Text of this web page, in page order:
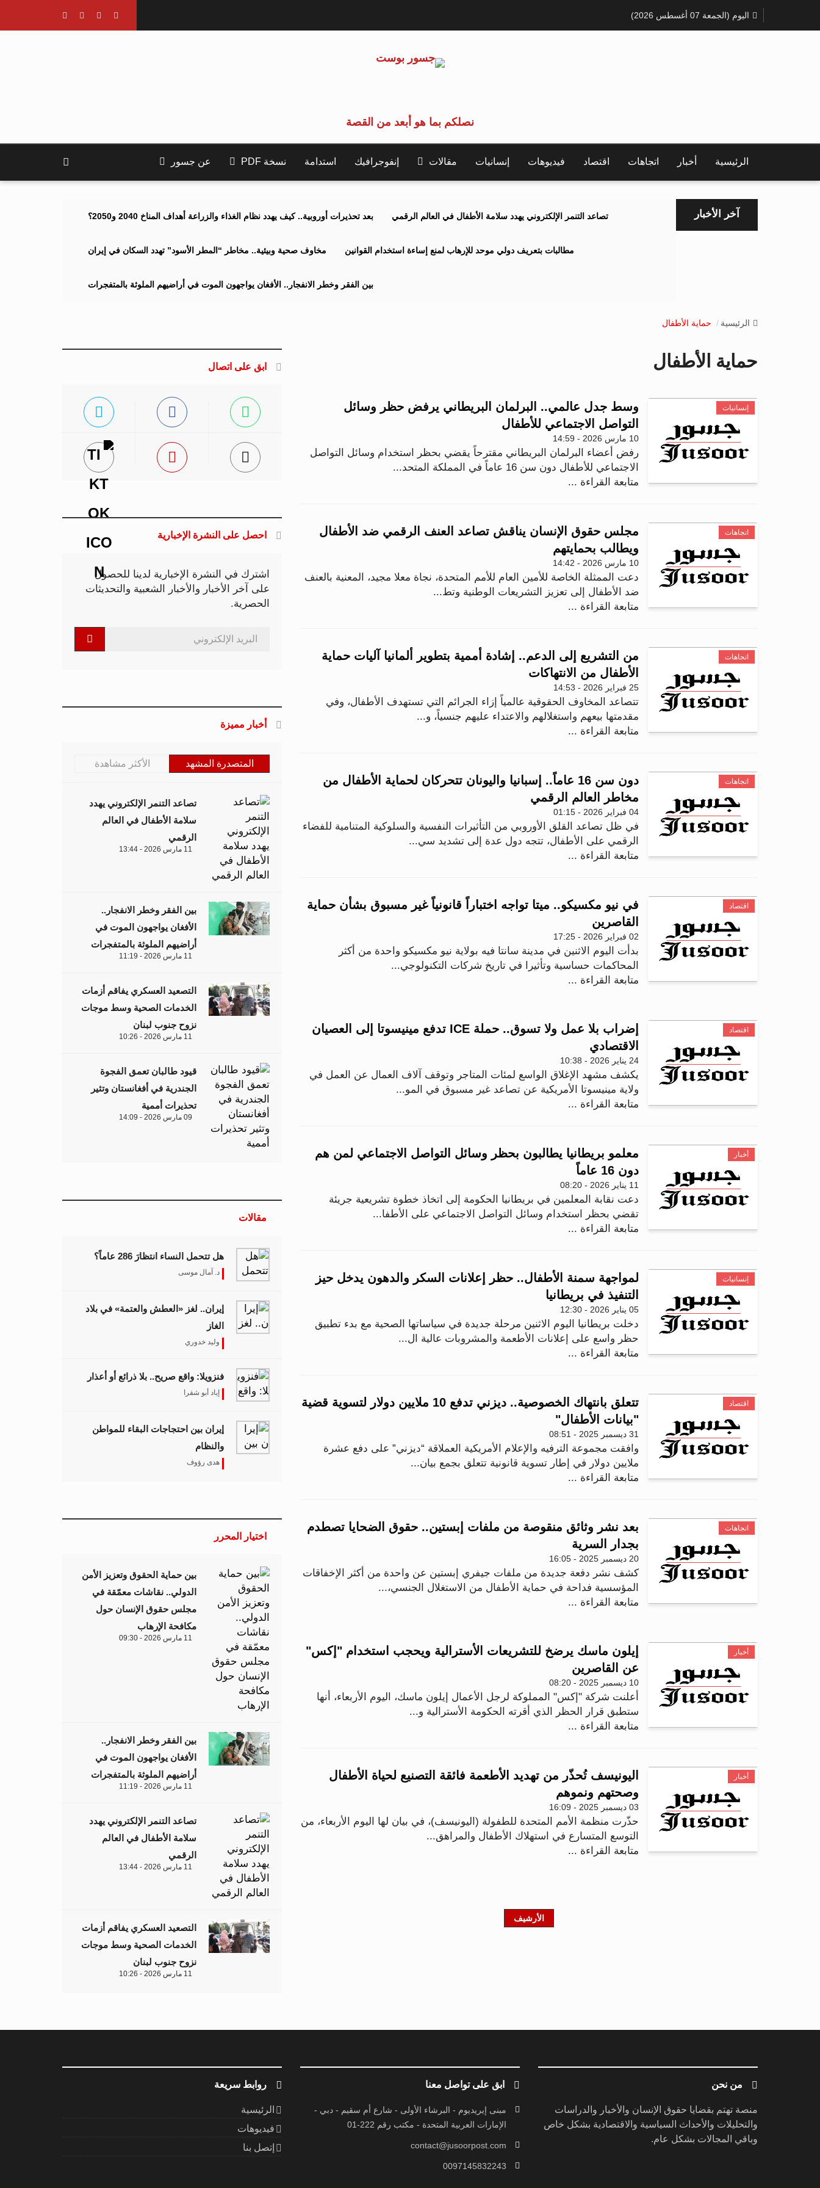
اليوم (الجمعة 07 أغسطس 2026)
نصلكم بما هو أبعد من القصة
الرئيسية أخبار اتجاهات اقتصاد فيديوهات إنسانيات مقالات إنفوجرافيك استدامة نسخة PDF عن جسور
آخر الأخبار بعد تحذيرات أوروبية.. كيف يهدد نظام الغذاء والزراعة أهداف المناخ 2040 و2050؟ تصاعد التنمر الإلكتروني يهدد سلامة الأطفال في العالم الرقمي
مخاوف صحية وبيئية.. مخاطر “المطر الأسود” تهدد السكان في إيران مطالبات بتعريف دولي موحد للإرهاب لمنع إساءة استخدام القوانين
بين الفقر وخطر الانفجار.. الأفغان يواجهون الموت في أراضيهم الملوثة بالمتفجرات
الرئيسية حماية الأطفال
حماية الأطفال
إنسانيات
وسط جدل عالمي.. البرلمان البريطاني يرفض حظر وسائل
التواصل الاجتماعي للأطفال
10 مارس 2026 - 14:59
رفض أعضاء البرلمان البريطاني مقترحاً يقضي بحظر استخدام وسائل التواصل
الاجتماعي للأطفال دون سن 16 عاماً في المملكة المتحد...
متابعة القراءة ...
اتجاهات
مجلس حقوق الإنسان يناقش تصاعد العنف الرقمي ضد الأطفال
ويطالب بحمايتهم
10 مارس 2026 - 14:42
دعت الممثلة الخاصة للأمين العام للأمم المتحدة، نجاة معلا مجيد، المعنية بالعنف
ضد الأطفال إلى تعزيز التشريعات الوطنية وتط...
متابعة القراءة ...
اتجاهات
من التشريع إلى الدعم.. إشادة أممية بتطوير ألمانيا آليات حماية
الأطفال من الانتهاكات
25 فبراير 2026 - 14:53
تتصاعد المخاوف الحقوقية عالمياً إزاء الجرائم التي تستهدف الأطفال، وفي
مقدمتها بيعهم واستغلالهم والاعتداء عليهم جنسياً، و...
متابعة القراءة ...
اتجاهات
دون سن 16 عاماً.. إسبانيا واليونان تتحركان لحماية الأطفال من
مخاطر العالم الرقمي
04 فبراير 2026 - 01:15
في ظل تصاعد القلق الأوروبي من التأثيرات النفسية والسلوكية المتنامية للفضاء
الرقمي على الأطفال، تتجه دول عدة إلى تشديد سي...
متابعة القراءة ...
اقتصاد
في نيو مكسيكو.. ميتا تواجه اختباراً قانونياً غير مسبوق بشأن حماية
القاصرين
02 فبراير 2026 - 17:25
بدأت اليوم الاثنين في مدينة سانتا فيه بولاية نيو مكسيكو واحدة من أكثر
المحاكمات حساسية وتأثيرا في تاريخ شركات التكنولوجي...
متابعة القراءة ...
اقتصاد
إضراب بلا عمل ولا تسوق.. حملة ICE تدفع مينيسوتا إلى العصيان
الاقتصادي
24 يناير 2026 - 10:38
يكشف مشهد الإغلاق الواسع لمئات المتاجر وتوقف آلاف العمال عن العمل في
ولاية مينيسوتا الأمريكية عن تصاعد غير مسبوق في المو...
متابعة القراءة ...
أخبار
معلمو بريطانيا يطالبون بحظر وسائل التواصل الاجتماعي لمن هم
دون 16 عاماً
11 يناير 2026 - 08:20
دعت نقابة المعلمين في بريطانيا الحكومة إلى اتخاذ خطوة تشريعية جريئة
تقضي بحظر استخدام وسائل التواصل الاجتماعي على الأطفا...
متابعة القراءة ...
إنسانيات
لمواجهة سمنة الأطفال.. حظر إعلانات السكر والدهون يدخل حيز
التنفيذ في بريطانيا
05 يناير 2026 - 12:30
دخلت بريطانيا اليوم الاثنين مرحلة جديدة في سياساتها الصحية مع بدء تطبيق
حظر واسع على إعلانات الأطعمة والمشروبات عالية ال...
متابعة القراءة ...
اقتصاد
تتعلق بانتهاك الخصوصية.. ديزني تدفع 10 ملايين دولار لتسوية قضية
"بيانات الأطفال"
31 ديسمبر 2025 - 08:51
وافقت مجموعة الترفيه والإعلام الأمريكية العملاقة “ديزني” على دفع عشرة
ملايين دولار في إطار تسوية قانونية تتعلق بجمع بيان...
متابعة القراءة ...
اتجاهات
بعد نشر وثائق منقوصة من ملفات إبستين.. حقوق الضحايا تصطدم
بجدار السرية
20 ديسمبر 2025 - 16:05
كشف نشر دفعة جديدة من ملفات جيفري إبستين عن واحدة من أكثر الإخفاقات
المؤسسية فداحة في حماية الأطفال من الاستغلال الجنسي،...
متابعة القراءة ...
أخبار
إيلون ماسك يرضخ للتشريعات الأسترالية ويحجب استخدام "إكس"
عن القاصرين
10 ديسمبر 2025 - 08:20
أعلنت شركة "إكس" المملوكة لرجل الأعمال إيلون ماسك، اليوم الأربعاء، أنها
ستطبق قرار الحظر الذي أقرته الحكومة الأسترالية و...
متابعة القراءة ...
أخبار
اليونيسف تُحذّر من تهديد الأطعمة فائقة التصنيع لحياة الأطفال
وصحتهم ونموهم
03 ديسمبر 2025 - 16:09
حذّرت منظمة الأمم المتحدة للطفولة (اليونيسف)، في بيان لها اليوم الأربعاء، من
التوسع المتسارع في استهلاك الأطفال والمراهق...
متابعة القراءة ...
الأرشيف
ابق على اتصال
احصل على النشرة الإخبارية
اشترك في النشرة الإخبارية لدينا للحصول
على آخر الأخبار والأخبار الشعبية والتحديثات
الحصرية.
أخبار مميزة
المتصدرة المشهد الأكثر مشاهدة
تصاعد التنمر الإلكتروني يهدد
سلامة الأطفال في العالم
الرقمي
11 مارس 2026 - 13:44
بين الفقر وخطر الانفجار..
الأفغان يواجهون الموت في
أراضيهم الملوثة بالمتفجرات
11 مارس 2026 - 11:19
التصعيد العسكري يفاقم أزمات
الخدمات الصحية وسط موجات
نزوح جنوب لبنان
11 مارس 2026 - 10:26
قيود طالبان تعمق الفجوة
الجندرية في أفغانستان وتثير
تحذيرات أممية
09 مارس 2026 - 14:09
مقالات
هل تتحمل النساء انتظارَ 286 عاماً؟
د. آمال موسى
إيران.. لغز «العطش والعتمة» في بلاد
الغاز
وليد خدوري
فنزويلا: واقع صريح.. بلا ذرائع أو أعذار
إياد أبو شقرا
إيران بين احتجاجات البقاء للمواطن
والنظام
هدى رؤوف
اختيار المحرر
بين حماية الحقوق وتعزيز الأمن
الدولي.. نقاشات معمّقة في
مجلس حقوق الإنسان حول
مكافحة الإرهاب
11 مارس 2026 - 09:30
بين الفقر وخطر الانفجار..
الأفغان يواجهون الموت في
أراضيهم الملوثة بالمتفجرات
11 مارس 2026 - 11:19
تصاعد التنمر الإلكتروني يهدد
سلامة الأطفال في العالم
الرقمي
11 مارس 2026 - 13:44
التصعيد العسكري يفاقم أزمات
الخدمات الصحية وسط موجات
نزوح جنوب لبنان
11 مارس 2026 - 10:26
من نحن
منصة تهتم بقضايا حقوق الإنسان والأخبار والدراسات
والتحليلات والأحداث السياسية والاقتصادية بشكل خاص
وباقي المجالات بشكل عام.
ابق على تواصل معنا
مبنى إيريديوم - البرشاء الأولى - شارع أم سقيم - دبي -
الإمارات العربية المتحدة - مكتب رقم 222-01
contact@jusoorpost.com
0097145832243
روابط سريعة
الرئيسية
فيديوهات
إتصل بنا